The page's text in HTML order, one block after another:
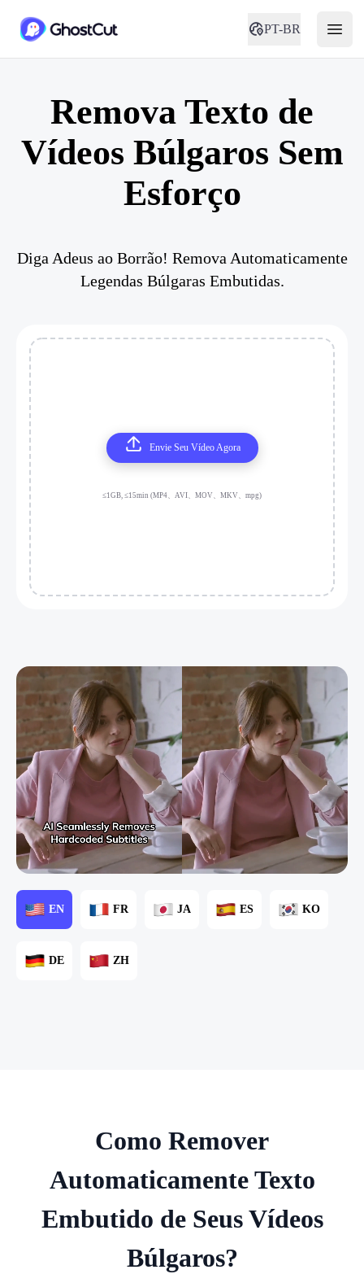
PT-BR
Remova Texto de
Vídeos Búlgaros Sem
Esforço
Diga Adeus ao Borrão! Remova Automaticamente
Legendas Búlgaras Embutidas.
Envie Seu Vídeo Agora
≤1GB, ≤15min (MP4、AVI、MOV、MKV、mpg)
EN FR JA ES KO
DE ZH
Como Remover
Automaticamente Texto
Embutido de Seus Vídeos
Búlgaros?